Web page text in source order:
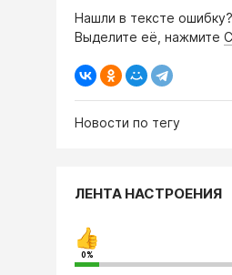
Нашли в тексте ошибку?
Выделите её, нажмите
Новости по тегу
ЛЕНТА НАСТРОЕНИЯ
0%